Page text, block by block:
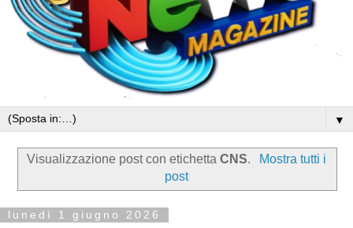
▼
Visualizzazione post con etichettaCNS.
Mostra tutti i
post
lunedì 1 giugno 2026